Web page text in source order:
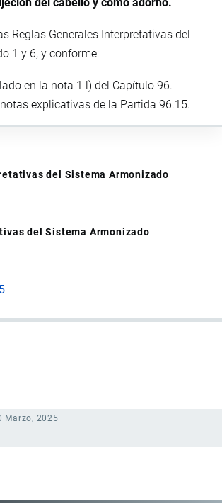
Reglas Generales Interpretativas del
1 y 6, y conforme:
en la nota 1 l) del Capítulo 96.
explicativas de la Partida 96.15.
del Sistema Armonizado
del Sistema Armonizado
Marzo, 2025